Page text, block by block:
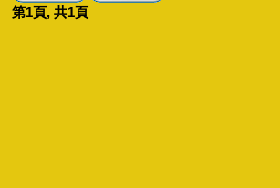
第1頁, 共1頁